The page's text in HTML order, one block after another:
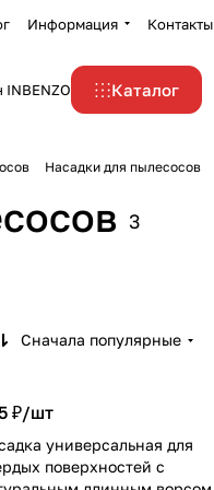
Информация Контакты
INBENZO Каталог
Насадки для пылесосов
3
Сначала популярные
₽/шт
универсальная для
поверхностей с